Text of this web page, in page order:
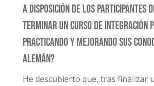
a disposición de los participantes
terminar un curso de integración
practicando y mejorando sus
alemán?
He descubierto que, tras finalizar